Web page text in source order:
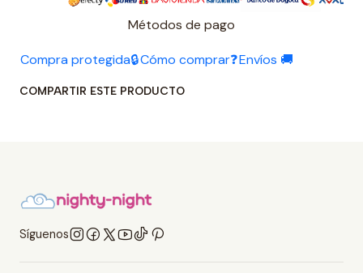
Métodos de pago
Compra protegida🔒Cómo comprar❓Envíos 🚚
COMPARTIR ESTE PRODUCTO
Síguenos